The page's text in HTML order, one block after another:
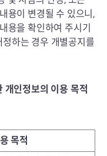
용이 변경될 수 있으니,
용을 확인하여 주시기
하는 경우 개별공지를
개인정보의 이용 목적
목적